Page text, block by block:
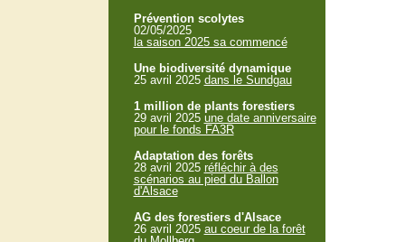
Prévention scolytes
02/05/2025
la saison 2025 sa commencé
Une biodiversité dynamique
25 avril 2025 dans le Sundgau
1 million de plants forestiers
29 avril 2025 une date anniversaire
pour le fonds FA3R
Adaptation des forêts
28 avril 2025 réfléchir à des
scénarios au pied du Ballon
d'Alsace
AG des forestiers d'Alsace
26 avril 2025 au coeur de la forêt